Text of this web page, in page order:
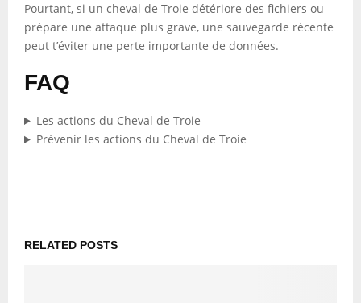
Pourtant, si un cheval de Troie détériore des fichiers ou
prépare une attaque plus grave, une sauvegarde récente
peut t’éviter une perte importante de données.
FAQ
Les actions du Cheval de Troie
Prévenir les actions du Cheval de Troie
RELATED POSTS